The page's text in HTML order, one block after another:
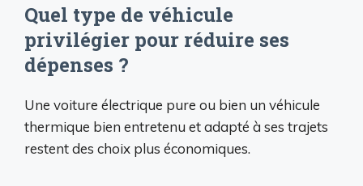
Quel type de véhicule
privilégier pour réduire ses
dépenses ?
Une voiture électrique pure ou bien un véhicule
thermique bien entretenu et adapté à ses trajets
restent des choix plus économiques.